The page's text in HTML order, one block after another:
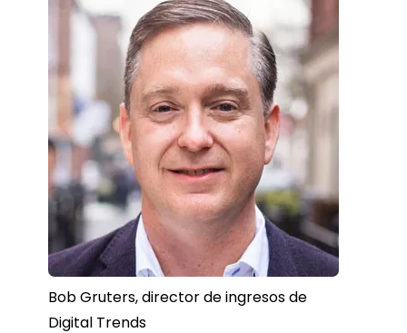
Bob Gruters, director de ingresos de
Digital Trends